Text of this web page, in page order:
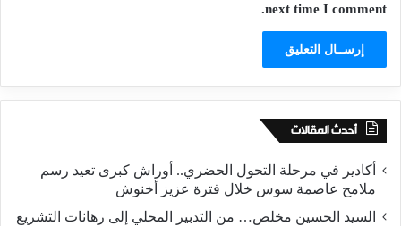
next time I comment.
أحدث المقالات
أكادير في مرحلة التحول الحضري.. أوراش كبرى تعيد رسم
ملامح عاصمة سوس خلال فترة عزيز أخنوش
السيد الحسين مخلص… من التدبير المحلي إلى رهانات التشريع